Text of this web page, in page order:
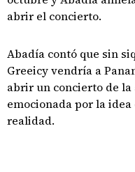
abrir el concierto.
Abadía contó que sin
Greeicy vendría a
abrir un concierto de
emocionada por la idea
realidad.